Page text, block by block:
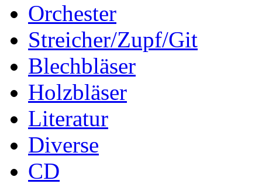
Orchester
Streicher/Zupf/Git
Blechbläser
Holzbläser
Literatur
Diverse
CD